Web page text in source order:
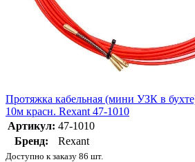
Протяжка кабельная (мини УЗК в
10м красн. Rexant 47-1010
Артикул: 47-1010
Бренд:
Rexant
Доступно к заказу 86 шт.